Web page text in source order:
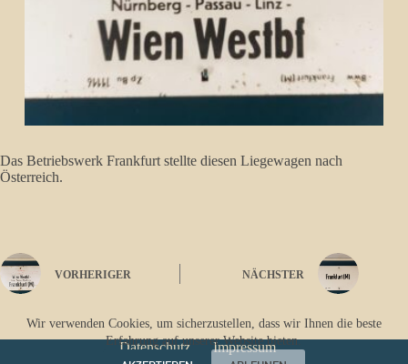
Wir verwenden Cookies, um sicherzustellen, dass wir Ihnen die beste
Erfahrung auf unserer Website bieten.
Das Betriebswerk Frankfurt stellte diesen Liegewagen nach
Österreich.
VORHERIGER NÄCHSTER
Datenschutz Impressum